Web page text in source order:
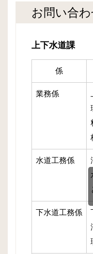
お問い合わ
上下水道課
係
業務係
水道工務係
下水道工務係